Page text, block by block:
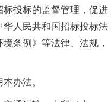
投标的监督管理，促进
人民共和国招标投标法
条例》等法律、法规，
办法。